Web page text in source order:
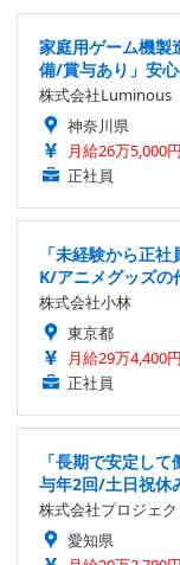
家庭用ゲーム機
備/賞与あり」安
株式会社Luminous
神奈川県
月給26万5,000
正社員
「未経験から正
K/アニメグッズの
株式会社小林
東京都
月給29万4,400
正社員
「長期で安定し
与年2回/土日祝休
株式会社プロジェ
愛知県